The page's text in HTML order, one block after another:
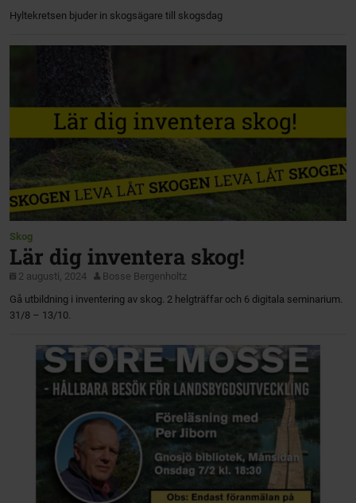
Hyltekretsen bjuder in skogsägare till skogsdag
Skog
Lär dig inventera skog!
2 augusti, 2024
Bosse Bergenholtz
Gå utbildning i inventering av skog. 2 helgträffar och 6 digitala seminarium.
31/8 – 13/10.